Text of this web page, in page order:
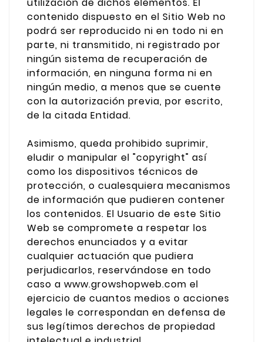
contenido dispuesto en el Sitio Web no
podrá ser reproducido ni en todo ni en
parte, ni transmitido, ni registrado por
ningún sistema de recuperación de
información, en ninguna forma ni en
ningún medio, a menos que se cuente
con la autorización previa, por escrito,
de la citada Entidad.
Asimismo, queda prohibido suprimir,
eludir o manipular el "copyright" así
como los dispositivos técnicos de
protección, o cualesquiera mecanismos
de información que pudieren contener
los contenidos. El Usuario de este Sitio
Web se compromete a respetar los
derechos enunciados y a evitar
cualquier actuación que pudiera
perjudicarlos, reservándose en todo
caso a www.growshopweb.com el
ejercicio de cuantos medios o acciones
legales le correspondan en defensa de
sus legítimos derechos de propiedad